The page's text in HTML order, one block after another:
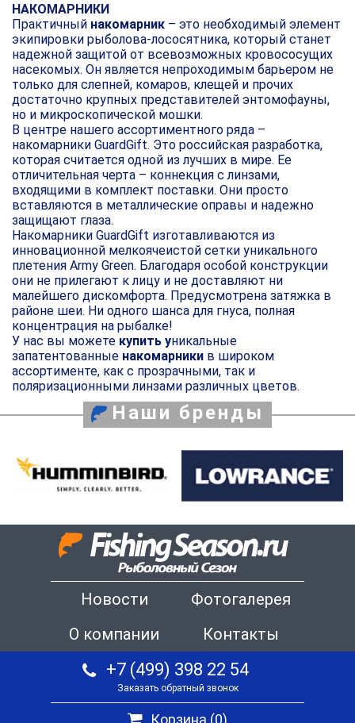
НАКОМАРНИКИ
Практичный накомарник – это необходимый элемент
экипировки рыболова-лососятника, который станет
надежной защитой от всевозможных кровососущих
насекомых. Он является непроходимым барьером не
только для слепней, комаров, клещей и прочих
достаточно крупных представителей энтомофауны,
но и микроскопической мошки.
В центре нашего ассортиментного ряда –
накомарники GuardGift. Это российская разработка,
которая считается одной из лучших в мире. Ее
отличительная черта – коннекция с линзами,
входящими в комплект поставки. Они просто
вставляются в металлические оправы и надежно
защищают глаза.
Накомарники GuardGift изготавливаются из
инновационной мелкоячеистой сетки уникального
плетения Army Green. Благодаря особой конструкции
они не прилегают к лицу и не доставляют ни
малейшего дискомфорта. Предусмотрена затяжка в
районе шеи. Ни одного шанса для гнуса, полная
концентрация на рыбалке!
У нас вы можете купить уникальные
запатентованные накомарники в широком
ассортименте, как с прозрачными, так и
поляризационными линзами различных цветов.
Наши бренды
Новости
Фотогалерея
О компании
Контакты
+7 (499) 398 22 54
Заказать обратный звонок
Корзина (0)